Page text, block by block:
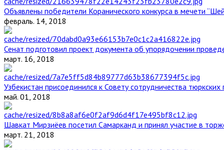
Объявлены победители Коранического конкурса в мечети
февраль. 14, 2018
Сенат подготовил проект документа об упорядочении
март. 16, 2018
Узбекистан присоединился к Совету сотрудничества тюркских
май. 01, 2018
Шавкат Мирзиёев посетил Самарканд и принял участие в
март. 21, 2018